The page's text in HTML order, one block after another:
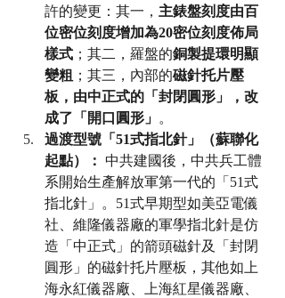
許的變更：其一， 主錶盤刻度由百
位密位刻度增加為20密位刻度佈局
樣式 ；其二，羅盤的銅製提環明顯
變粗 ；其三，內部的磁針托片壓
板，由中正式的「封閉圓形」，改
成了「開口圓形」 。
過渡型號「51式指北針」（蘇聯化
起點）： 中共建國後，中共兵工體
系開始生產解放軍第一代的「51式
指北針」。51式早期型如美亞電儀
社、維隆儀器廠的軍學指北針是仿
造「中正式」的箭頭磁針及「封閉
圓形」的磁針托片壓板，其他如上
海永紅儀器廠、上海紅星儀器廠、